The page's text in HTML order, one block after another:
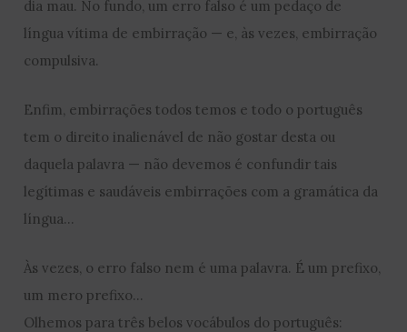
dia mau. No fundo, um erro falso é um pedaço de
língua vítima de embirração — e, às vezes, embirração
compulsiva.
Enfim, embirrações todos temos e todo o português
tem o direito inalienável de não gostar desta ou
daquela palavra — não devemos é confundir tais
legítimas e saudáveis embirrações com a gramática da
língua…
Às vezes, o erro falso nem é uma palavra. É um prefixo,
um mero prefixo…
Olhemos para três belos vocábulos do português: